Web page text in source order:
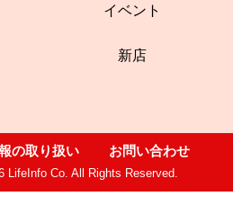
イベント
新店
の取り扱い お問い合わせ
LifeInfo Co. All Rights Reserved.